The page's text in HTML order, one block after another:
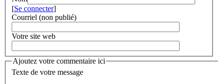
[Se connecter]
Courriel (non publié)
Votre site web
Ajoutez votre commentaire ici
Texte de votre message